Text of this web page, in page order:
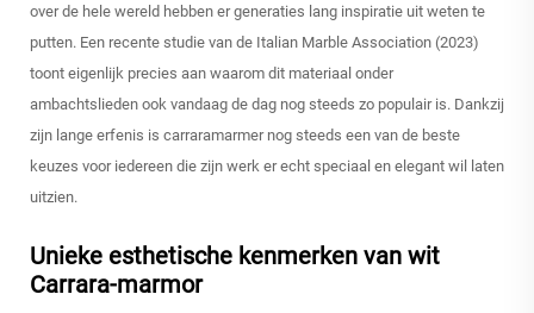
over de hele wereld hebben er generaties lang inspiratie uit weten te
putten. Een recente studie van de Italian Marble Association (2023)
toont eigenlijk precies aan waarom dit materiaal onder
ambachtslieden ook vandaag de dag nog steeds zo populair is. Dankzij
zijn lange erfenis is carraramarmer nog steeds een van de beste
keuzes voor iedereen die zijn werk er echt speciaal en elegant wil laten
uitzien.
Unieke esthetische kenmerken van wit
Carrara-marmor